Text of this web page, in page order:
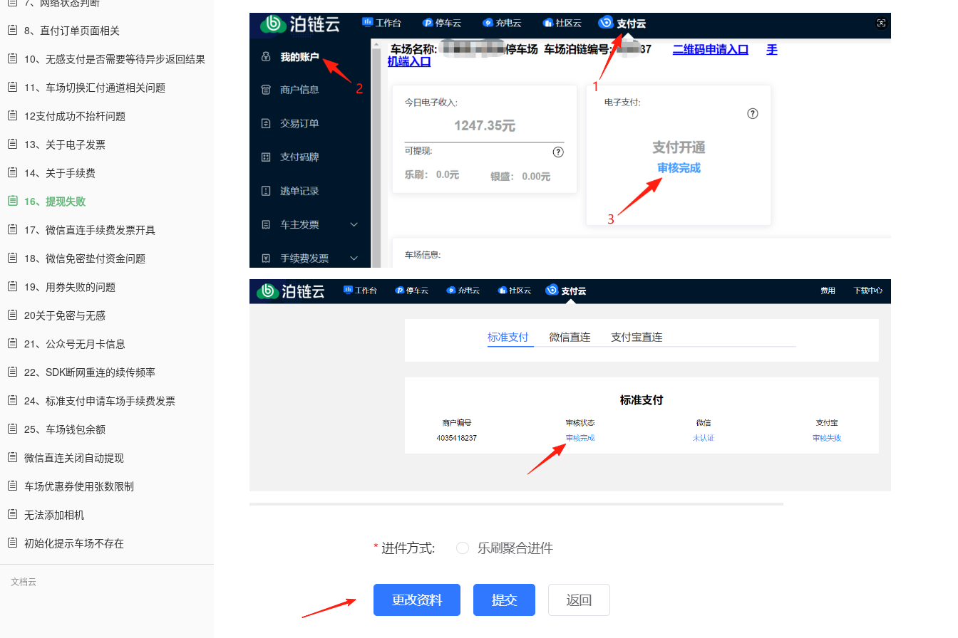
8、直付订单页面相关
10、无感支付是否需要等待异步返回结果
11、车场切换汇付通道相关问题
12支付成功不抬杆问题
13、关于电子发票
14、关于手续费
16、提现失败
17、微信直连手续费发票开具
18、微信免密垫付资金问题
19、用券失败的问题
20关于免密与无感
21、公众号无月卡信息
22、SDK断网重连的续传频率
24、标准支付申请车场手续费发票
25、车场钱包余额
微信直连关闭自动提现
车场优惠券使用张数限制
无法添加相机
初始化提示车场不存在
文档云